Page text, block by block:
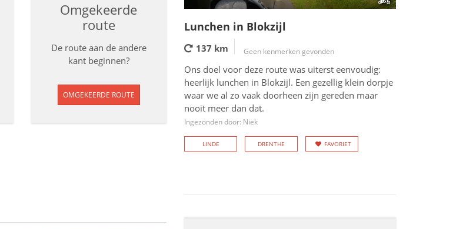
Omgekeerde
route
De route aan de andere
kant beginnen?
OMGEKEERDE ROUTE
Lunchen in Blokzijl
137 km Geen kenmerken gevonden
Ons doel voor deze route was uiterst eenvoudig:
heerlijk lunchen in Blokzijl. Een gezellig klein dorpje
waar we al zo vaak doorheen zijn gereden maar
nooit meer dan dat.
Ingezonden door: Niek
LINDE DRENTHE FAVORIET